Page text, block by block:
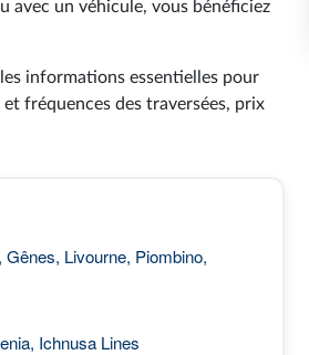
avec un véhicule, vous bénéficiez
informations essentielles pour
fréquences des traversées, prix
Livourne, Piombino,
Ichnusa Lines